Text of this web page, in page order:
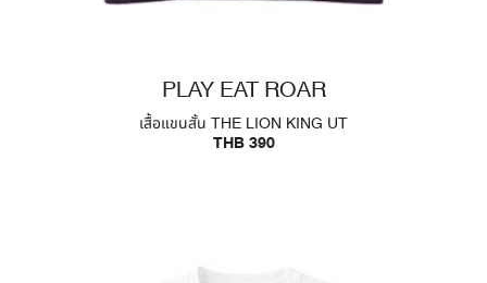
PLAY EAT ROAR
เสื้อแขนสั้น THE LION KING UT
THB 390